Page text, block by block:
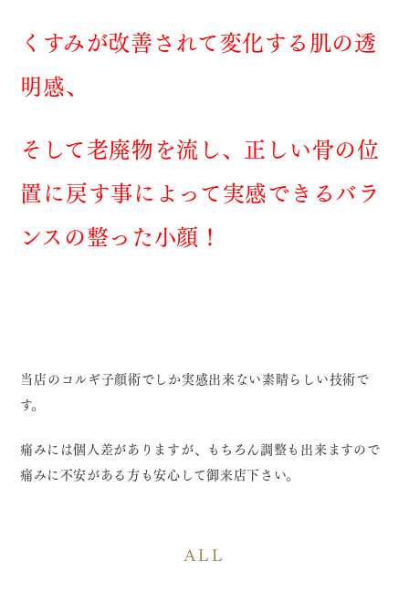
くすみが改善されて変化する肌の透
明感、
そして老廃物を流し、正しい骨の位
置に戻す事によって実感できるバラ
ンスの整った小顔！
当店のコルギ子顔術でしか実感出来ない素晴らしい技術で
す。
痛みには個人差がありますが、もちろん調整も出来ますので
痛みに不安がある方も安心して御来店下さい。
ALL